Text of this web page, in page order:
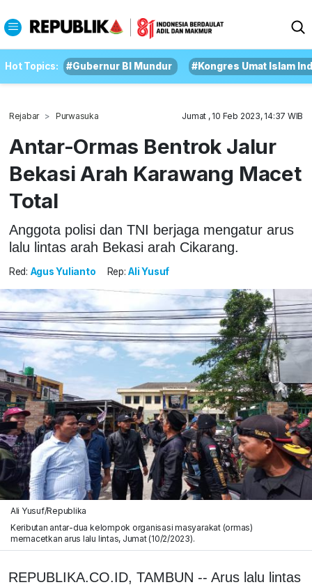
Hot Topics: #Gubernur BI Mundur #Kongres Umat Islam
Rejabar Purwasuka Jumat , 10 Feb 2023, 14:37 WIB
Antar-Ormas Bentrok Jalur
Bekasi Arah Karawang Macet
Total
Anggota polisi dan TNI berjaga mengatur arus
lalu lintas arah Bekasi arah Cikarang.
Red: Agus Yulianto Rep: Ali Yusuf
Ali Yusuf/Republika
Keributan antar-dua kelompok organisasi masyarakat (ormas)
memacetkan arus lalu lintas, Jumat (10/2/2023).
REPUBLIKA.CO.ID, TAMBUN -- Arus lalu lintas